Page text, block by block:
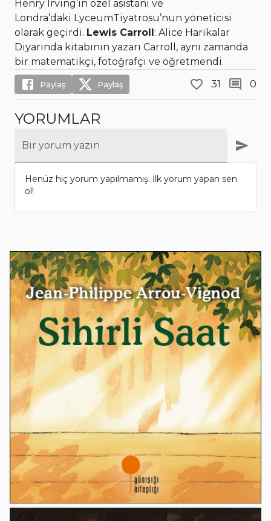
Henry Irving’in özel asistanı ve
Londra’daki LyceumTiyatrosu’nun yöneticisi
olarak geçirdi. Lewis Carroll: Alice Harikalar
Diyarında kitabının yazarı Carroll, aynı zamanda
bir matematikçi, fotoğrafçı ve öğretmendi.
Paylaş Paylaş 31 0
YORUMLAR
Bir yorum yazın
Henüz hiç yorum yapılmamış. İlk yorum yapan sen
ol!